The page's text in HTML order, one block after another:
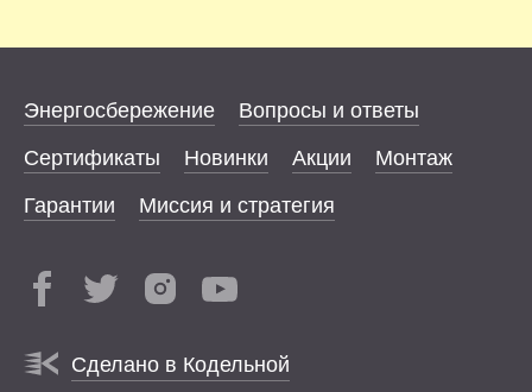
Энергосбережение
Вопросы и ответы
Сертификаты
Новинки Акции
Монтаж
Гарантии
Миссия и стратегия
Сделано в Кодельной